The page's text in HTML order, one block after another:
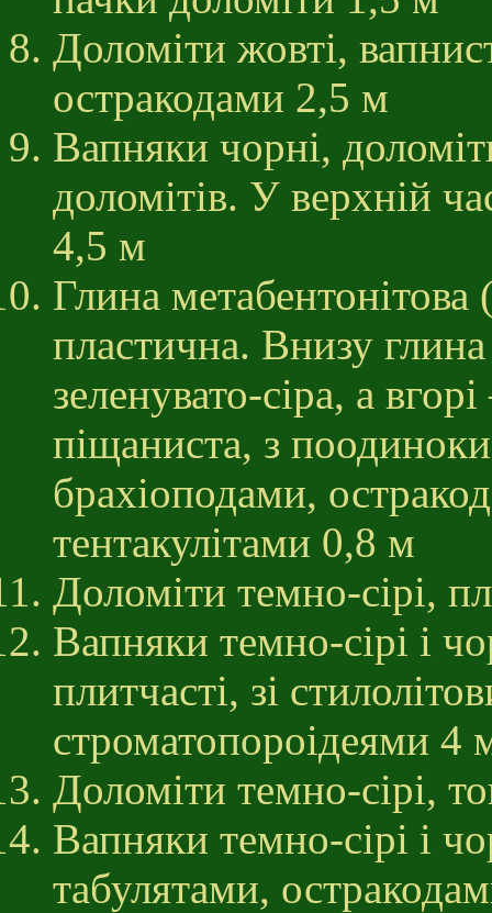
Доломіти жовті,
остракодами 2,5 м
Вапняки чорні,
доломітів. У верхній
4,5 м
Глина
пластична. Внизу
зеленувато-сіра, а
піщаниста, з
брахіоподами,
тентакулітами 0,8 м
Доломіти темно-сірі,
Вапняки темно-сірі і
плитчасті, зі
строматопороідеями 4
Доломіти темно-сірі,
Вапняки темно-сірі і
табулятами,